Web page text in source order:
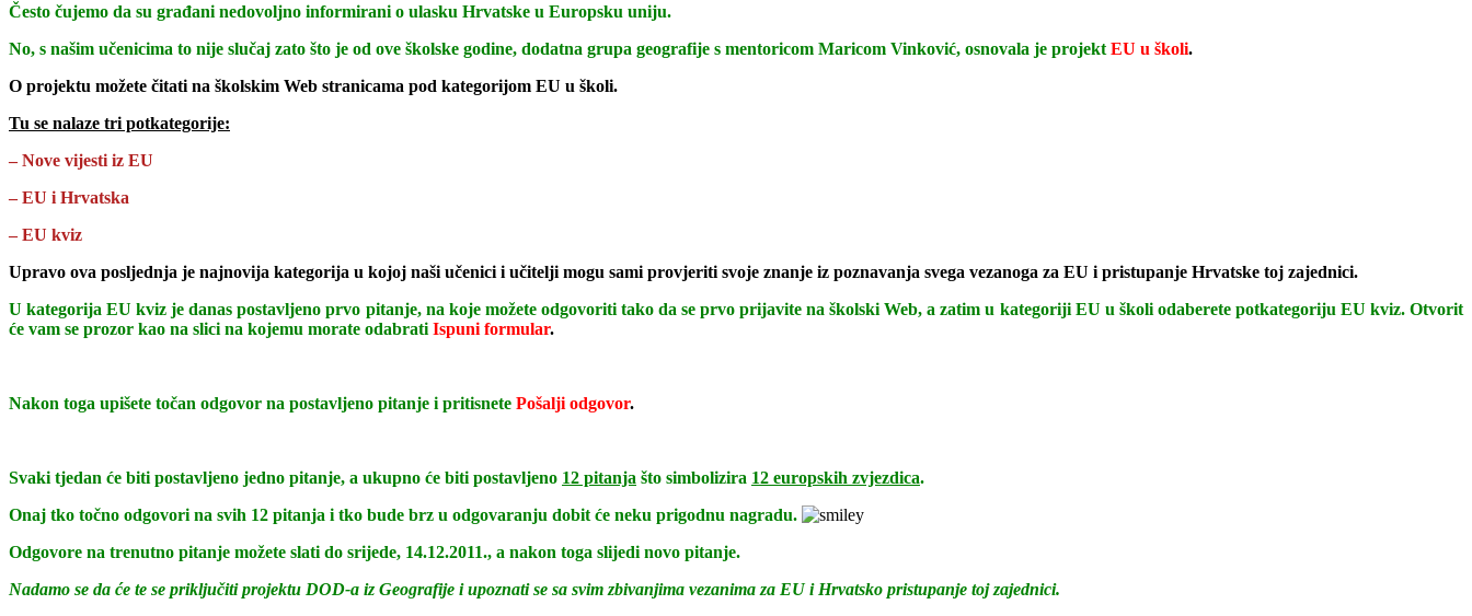
Često čujemo da su građani nedovoljno informirani o ulasku Hrvatske u Europsku uniju.
No, s našim učenicima to nije slučaj zato što je od ove školske godine, dodatna grupa geografije s mentoricom Maricom Vinković, osnovala je projekt EU u školi.
O projektu možete čitati na školskim Web stranicama pod kategorijom EU u školi.
Tu se nalaze tri potkategorije:
– Nove vijesti iz EU
– EU i Hrvatska
– EU kviz
Upravo ova posljednja je najnovija kategorija u kojoj naši učenici i učitelji mogu sami provjeriti svoje znanje iz poznavanja svega vezanoga za EU i pristupanje Hrvatske toj zajednici.
U kategorija EU kviz je danas postavljeno prvo pitanje, na koje možete odgovoriti tako da se prvo prijavite na školski Web, a zatim u kategoriji EU u školi odaberete potkategoriju EU kviz. Otvorit
će vam se prozor kao na slici na kojemu morate odabrati Ispuni formular.
Nakon toga upišete točan odgovor na postavljeno pitanje i pritisnete Pošalji odgovor.
Svaki tjedan će biti postavljeno jedno pitanje, a ukupno će biti postavljeno 12 pitanja što simbolizira 12 europskih zvjezdica.
Onaj tko točno odgovori na svih 12 pitanja i tko bude brz u odgovaranju dobit će neku prigodnu nagradu.
Odgovore na trenutno pitanje možete slati do srijede, 14.12.2011., a nakon toga slijedi novo pitanje.
Nadamo se da će te se priključiti projektu DOD-a iz Geografije i upoznati se sa svim zbivanjima vezanima za EU i Hrvatsko pristupanje toj zajednici.